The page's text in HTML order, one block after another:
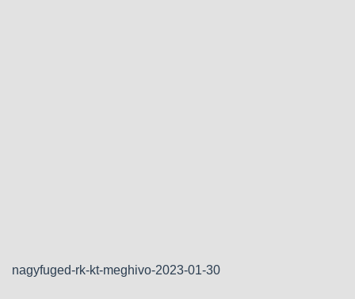
nagyfuged-rk-kt-meghivo-2023-01-30